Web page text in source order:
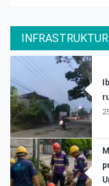
INFRASTRUKTUR